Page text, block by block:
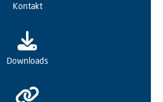
Kontakt
Downloads